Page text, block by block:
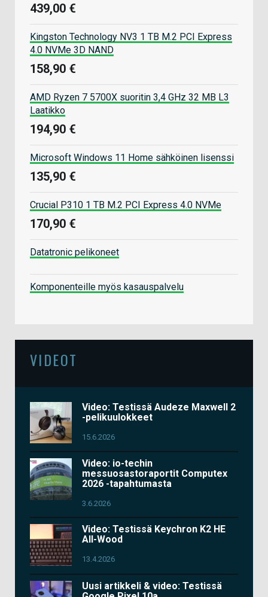
439,00 €
Kingston Technology NV3 1 TB M.2 PCI Express
4.0 NVMe 3D NAND
158,90 €
AMD Ryzen 7 5700X suoritin 3,4 GHz 32 MB L3
Laatikko
194,90 €
Microsoft Windows 11 Home sähköinen lisenssi
135,90 €
Crucial P310 1 TB M.2 PCI Express 4.0 NVMe
170,90 €
Datatronic pelikoneet
Komponenteille myös kasauspalvelu
VIDEOT
Video: Testissä Audeze Maxwell 2
-pelikuulokkeet
15.6.2026
Video: io-techin
messuosastoraportit Computex
2026 -tapahtumasta
3.6.2026
Video: Testissä Keychron K2 HE
All-Wood
13.4.2026
Uusi artikkeli & video: Testissä